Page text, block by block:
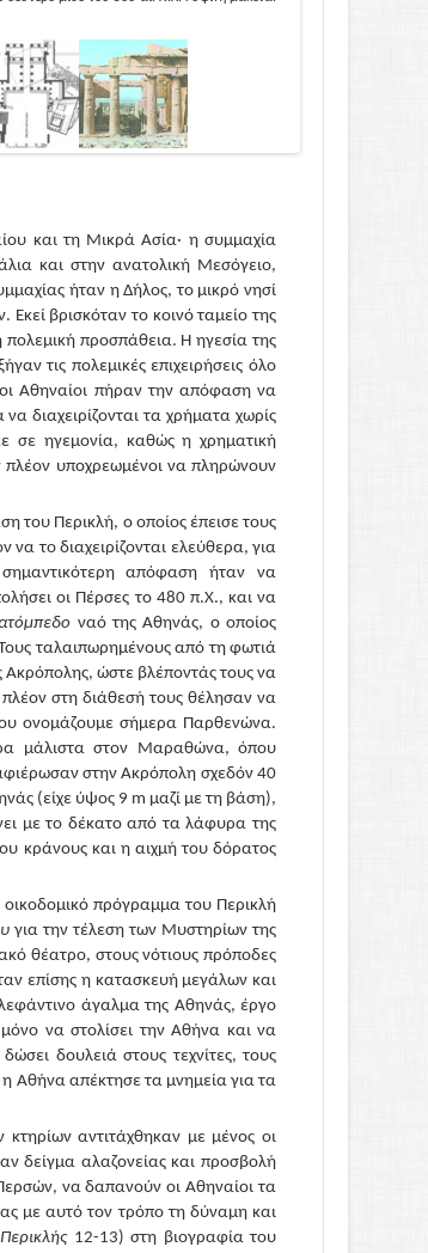
και τη Μικρά Ασία· η συμμαχία
και στην ανατολική Μεσόγειο,
ήταν η Δήλος, το μικρό νησί
βρισκόταν το κοινό ταμείο της
προσπάθεια. Η ηγεσία της
τις πολεμικές επιχειρήσεις όλο
Αθηναίοι πήραν την απόφαση να
διαχειρίζονται τα χρήματα χωρίς
σε ηγεμονία, καθώς η χρηματική
υποχρεωμένοι να πληρώνουν
του Περικλή, ο οποίος έπεισε τους
το διαχειρίζονται ελεύθερα, για
απόφαση ήταν να
οι Πέρσες το 480 π.Χ., και να
ναό της Αθηνάς, ο οποίος
ταλαιπωρημένους από τη φωτιά
Ακρόπολης, ώστε βλέποντάς τους να
στη διάθεσή τους θέλησαν να
ονομάζουμε σήμερα Παρθενώνα.
μάλιστα στον Μαραθώνα, όπου
στην Ακρόπολη σχεδόν 40
(είχε ύψος 9 m μαζί με τη βάση),
με το δέκατο από τα λάφυρα της
κράνους και η αιχμή του δόρατος
οικοδομικό πρόγραμμα του Περικλή
για την τέλεση των Μυστηρίων της
θέατρο, στους νότιους πρόποδες
επίσης η κατασκευή μεγάλων και
άγαλμα της Αθηνάς, έργο
να στολίσει την Αθήνα και να
δουλειά στους τεχνίτες, τους
η Αθήνα απέκτησε τα μνημεία για τα
αντιτάχθηκαν με μένος οι
δείγμα αλαζονείας και προσβολή
να δαπανούν οι Αθηναίοι τα
με αυτό τον τρόπο τη δύναμη και
Περικλής12-13) στη βιογραφία του